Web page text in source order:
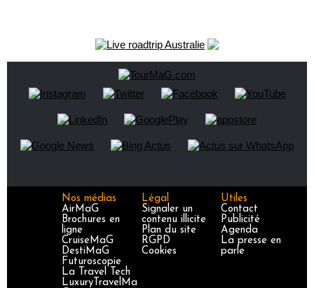
Nos médias
AirMaG
Brochures en
ligne
CruiseMaG
DestiMaG
Futuroscopie
La Travel Tech
LuxuryTravelMa
Légal
Signaler un
contenu illicite
Plan du site
RGPD
Cookies
Utiles
Contact
Publicité
Agenda
La presse en
parle